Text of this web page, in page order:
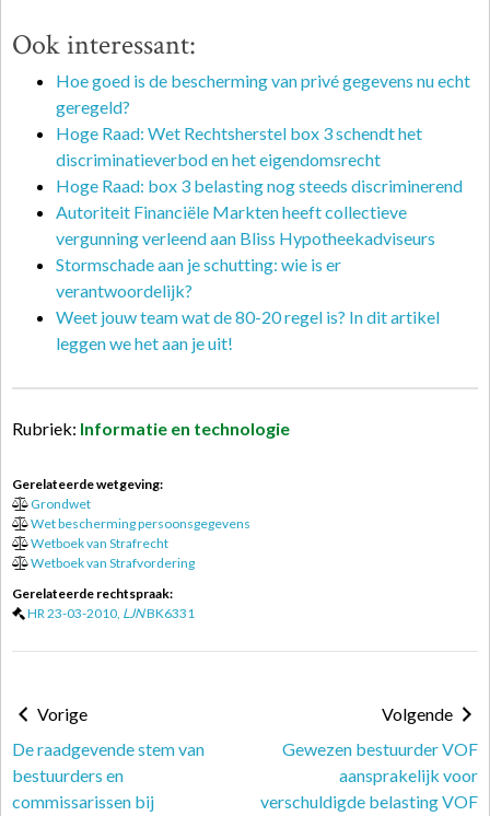
Ook interessant:
Hoe goed is de bescherming van privé gegevens nu echt
geregeld?
Hoge Raad: Wet Rechtsherstel box 3 schendt het
discriminatieverbod en het eigendomsrecht
Hoge Raad: box 3 belasting nog steeds discriminerend
Autoriteit Financiële Markten heeft collectieve
vergunning verleend aan Bliss Hypotheekadviseurs
Stormschade aan je schutting: wie is er
verantwoordelijk?
Weet jouw team wat de 80-20 regel is? In dit artikel
leggen we het aan je uit!
Rubriek: Informatie en technologie
Gerelateerde wetgeving:
Grondwet
Wet bescherming persoonsgegevens
Wetboek van Strafrecht
Wetboek van Strafvordering
Gerelateerde rechtspraak:
HR 23-03-2010, LJNBK6331
Vorige
De raadgevende stem van
bestuurders en
commissarissen bij
Volgende
Gewezen bestuurder VOF
aansprakelijk voor
verschuldigde belasting VOF